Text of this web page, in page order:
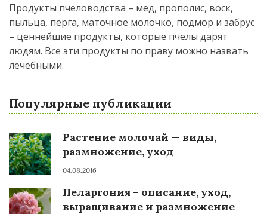
Продукты пчеловодства – мед, прополис, воск,
пыльца, перга, маточное молочко, подмор и забрус
– ценнейшие продукты, которые пчелы дарят
людям. Все эти продукты по праву можно назвать
лечебными.
Популярные публикации
Растение молочай — виды,
размножение, уход
04.08.2016
Пеларгония – описание, уход,
выращивание и размножение